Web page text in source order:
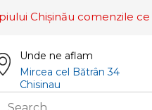
Chișinău comenzile
Unde ne aflam
Mircea cel Bătrân 34
Chisinau